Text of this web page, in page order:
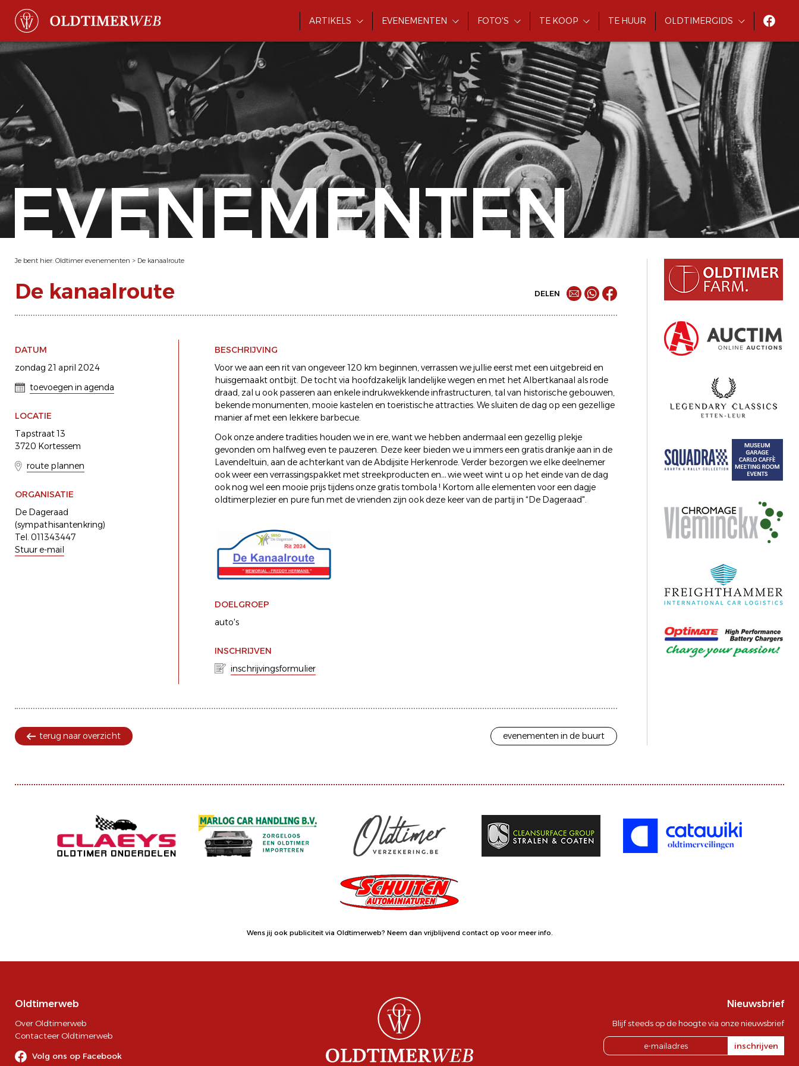
ARTIKELS EVENEMENTEN FOTO'S TE KOOP TE HUUR OLDTIMERGIDS
EVENEMENTEN
Je bent hier: Oldtimer evenementen > De kanaalroute
De kanaalroute DELEN
DATUM
zondag 21 april 2024
toevoegen in agenda
LOCATIE
Tapstraat 13
3720 Kortessem
route plannen
ORGANISATIE
De Dageraad
(sympathisantenkring)
Tel. 011343447
Stuur e-mail
BESCHRIJVING
Voor we aan een rit van ongeveer 120 km beginnen, verrassen we jullie eerst met een uitgebreid en
huisgemaakt ontbijt. De tocht via hoofdzakelijk landelijke wegen en met het Albertkanaal als rode
draad, zal u ook passeren aan enkele indrukwekkende infrastructuren, tal van historische gebouwen,
bekende monumenten, mooie kastelen en toeristische attracties. We sluiten de dag op een gezellige
manier af met een lekkere barbecue.
Ook onze andere tradities houden we in ere, want we hebben andermaal een gezellig plekje
gevonden om halfweg even te pauzeren. Deze keer bieden we u immers een gratis drankje aan in de
Lavendeltuin, aan de achterkant van de Abdijsite Herkenrode. Verder bezorgen we elke deelnemer
ook weer een verrassingspakket met streekproducten en… wie weet wint u op het einde van de dag
ook nog wel een mooie prijs tijdens onze gratis tombola ! Kortom alle elementen voor een dagje
oldtimerplezier en pure fun met de vrienden zijn ook deze keer van de partij in “De Dageraad".
DOELGROEP
auto's
INSCHRIJVEN
inschrijvingsformulier
terug naar overzicht evenementen in de buurt
Wens jij ook publiciteit via Oldtimerweb? Neem dan vrijblijvend contact op voor meer info.
Oldtimerweb
Over Oldtimerweb
Contacteer Oldtimerweb
Volg ons op Facebook
Nieuwsbrief
Blijf steeds op de hoogte via onze nieuwsbrief
inschrijven